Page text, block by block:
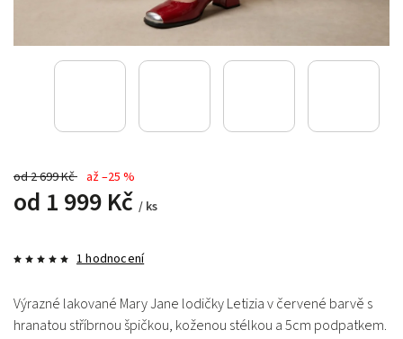
od 2 699 Kč až –25 %
od 1 999 Kč / ks
1 hodnocení
Výrazné lakované Mary Jane lodičky Letiziav červené barvě s
hranatou stříbrnou špičkou, koženou stélkou a5cm podpatkem.